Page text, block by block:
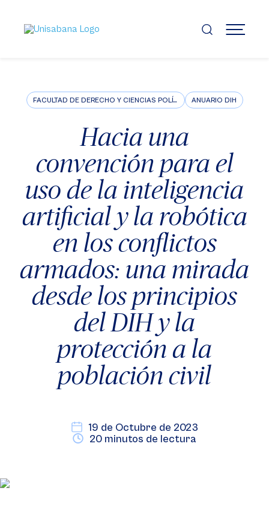
contenido
principal
MENÚ
FACULTAD DE DERECHO Y CIENCIAS POLÍTICAS ANUARIO DIH
Hacia una
convención para el
uso de la inteligencia
artificial y la robótica
en los conflictos
armados: una mirada
desde los principios
del DIH y la
protección a la
población civil
19 de Octubre de 2023
20 minutos de lectura